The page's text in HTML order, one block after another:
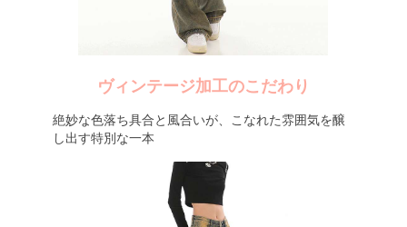
ヴィンテージ加工のこだわり
絶妙な色落ち具合と風合いが、こなれた雰囲気を醸
し出す特別な一本